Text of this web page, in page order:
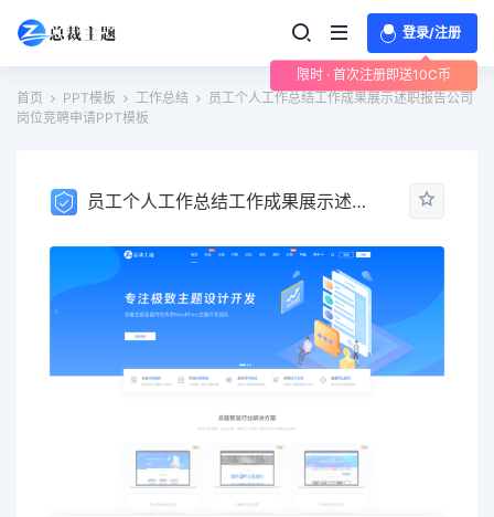
登录/注册
限时 · 首次注册即送10C币
首页
PPT模板 工作总结
员工个人工作总结工作成果展示述职报告公司
岗位竞聘申请PPT模板
员工个人工作总结工作成果展示述职报告公司岗位竞聘申请PPT模板